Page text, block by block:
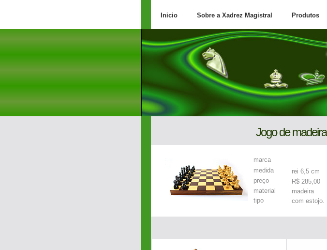
Inicio Sobre a Xadrez Magistral Produtos
Jogo de madeira
marca
medida
rei 6,5 cm
preço
R$ 285,00
material
madeira
tipo
com estojo.